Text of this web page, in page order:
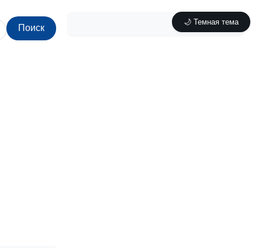
🌙 Темная тема
Поиск